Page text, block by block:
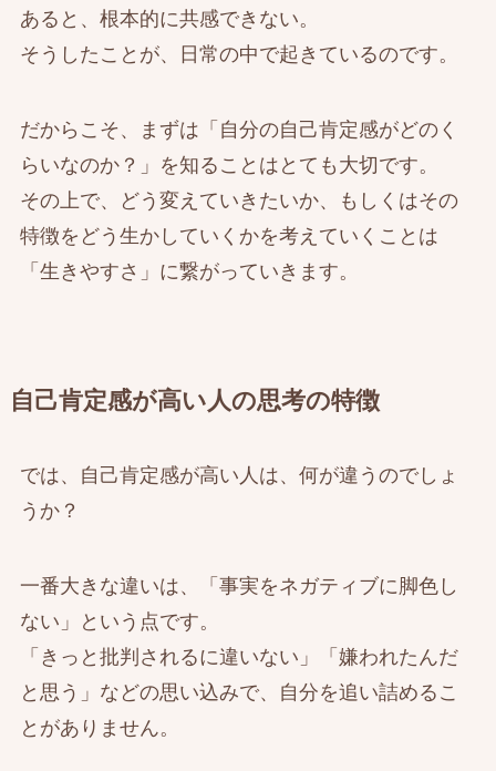
あると、根本的に共感できない。
そうしたことが、日常の中で起きているのです。
だからこそ、まずは「自分の自己肯定感がどのく
らいなのか？」を知ることはとても大切です。
その上で、どう変えていきたいか、もしくはその
特徴をどう生かしていくかを考えていくことは
「生きやすさ」に繋がっていきます。
自己肯定感が高い人の思考の特徴
では、自己肯定感が高い人は、何が違うのでしょ
うか？
一番大きな違いは、「事実をネガティブに脚色し
ない」という点です。
「きっと批判されるに違いない」「嫌われたんだ
と思う」などの思い込みで、自分を追い詰めるこ
とがありません。